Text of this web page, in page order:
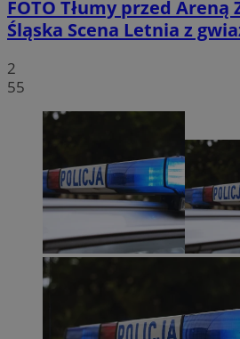
FOTO Tłumy przed Areną
Śląska Scena Letnia z
2
55